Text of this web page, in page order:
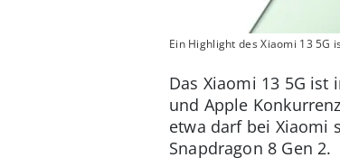
Ein Highlight des Xiaomi 13 5G
Das Xiaomi 13 5G ist
und Apple
etwa darf bei Xiaomi
Snapdragon 8 Gen 2.